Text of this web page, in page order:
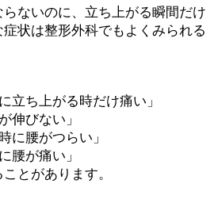
ないのに、立ち上がる瞬間だけ
状は整形外科でもよくみられる
立ち上がる時だけ痛い」
伸びない」
に腰がつらい」
腰が痛い」
とがあります。